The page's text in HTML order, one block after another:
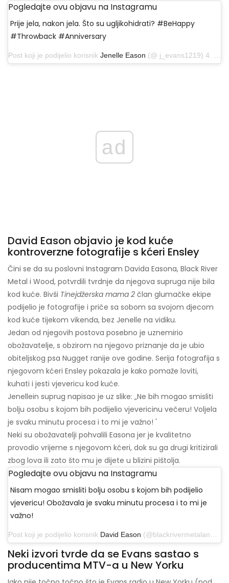
Pogledajte ovu objavu na Instagramu
Prije jela, nakon jela. Što su ugljikohidrati? #BeHappy
#Throwback #Anniversary
Post koji je podijelio korisnik Jenelle Eason (@ j_evans1219) 4. listopada 2019. u 07:42 PDT
ad
David Eason objavio je kod kuće
kontroverzne fotografije s kćeri Ensley
Čini se da su poslovni Instagram Davida Easona, Black River
Metal i Wood, potvrdili tvrdnje da njegova supruga nije bila
kod kuće. Bivši Tinejdžerska mama 2 član glumačke ekipe
podijelio je fotografije i priče sa sobom sa svojom djecom
kod kuće tijekom vikenda, bez Jenelle na vidiku.
Jedan od njegovih postova posebno je uznemirio
obožavatelje, s obzirom na njegovo priznanje da je ubio
obiteljskog psa Nugget ranije ove godine. Serija fotografija s
njegovom kćeri Ensley pokazala je kako pomaže loviti,
kuhati i jesti vjevericu kod kuće.
Jenellein suprug napisao je uz slike: „Ne bih mogao smisliti
bolju osobu s kojom bih podijelio vjevericinu večeru! Voljela
je svaku minutu procesa i to mi je važno! '
Neki su obožavatelji pohvalili Easona jer je kvalitetno
provodio vrijeme s njegovom kćeri, dok su ga drugi kritizirali
zbog lova ili zato što mu je dijete u blizini pištolja.
Pogledajte ovu objavu na Instagramu
Nisam mogao smisliti bolju osobu s kojom bih podijelio
vjevericu! Obožavala je svaku minutu procesa i to mi je
važno!
Post koji je podijelio korisnik David Eason (@blackrivermetalandwood) 25. listopada 2019. u 11:47 PDT
Neki izvori tvrde da se Evans sastao s
producentima MTV-a u New Yorku